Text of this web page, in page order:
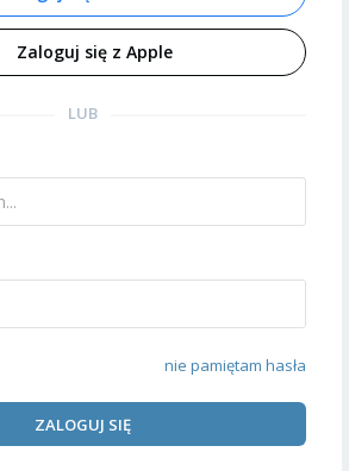
Zaloguj się z Apple
LUB
nie pamiętam hasła
ZALOGUJ SIĘ